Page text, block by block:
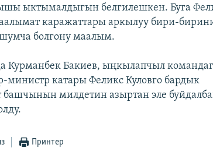
ыктымалдыгын белгилешкен. Буга
каражаттары аркылуу бири-
болгону маалым.
Бакиев, ыңкылапчыл
министр катары Феликс Куловго бардык
башчынын милдетин азыртан эле
Принтер